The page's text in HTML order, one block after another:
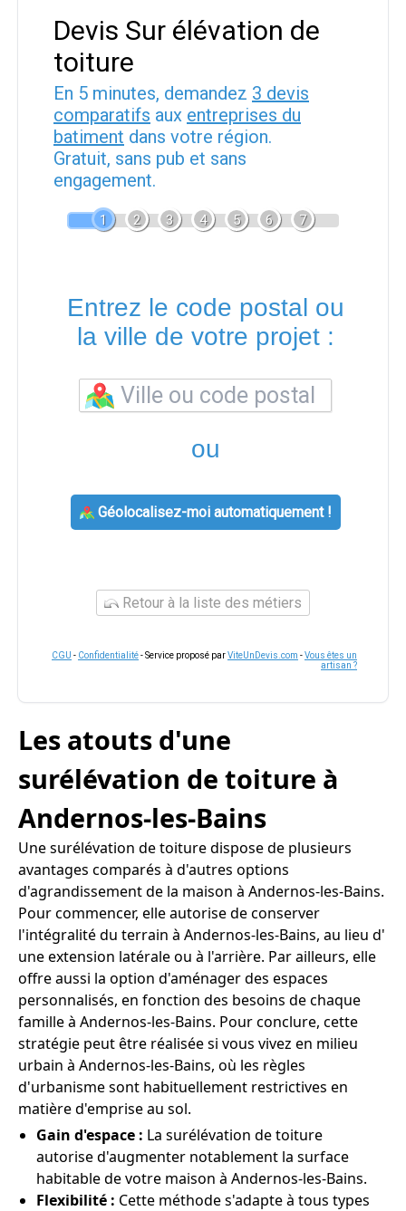
Devis Sur élévation de
toiture
En 5 minutes, demandez 3 devis
comparatifs aux entreprises du
batiment dans votre région.
Gratuit, sans pub et sans
engagement.
1 2 3 4 5 6 7
Entrez le code postal ou
la ville de votre projet :
ou
Géolocalisez-moi automatiquement !
Retour à la liste des métiers
CGU - Confidentialité- Service proposé parViteUnDevis.com -Vous êtes un
artisan ?
Les atouts d'une
surélévation de toiture à
Andernos-les-Bains
Une surélévation de toiture dispose de plusieurs
avantages comparés à d'autres options
d'agrandissement de la maison à Andernos-les-Bains.
Pour commencer, elle autorise de conserver
l'intégralité du terrain à Andernos-les-Bains, au lieu d'
une extension latérale ou à l'arrière. Par ailleurs, elle
offre aussi la option d'aménager des espaces
personnalisés, en fonction des besoins de chaque
famille à Andernos-les-Bains. Pour conclure, cette
stratégie peut être réalisée si vous vivez en milieu
urbain à Andernos-les-Bains, où les règles
d'urbanisme sont habituellement restrictives en
matière d'emprise au sol.
Gain d'espace : La surélévation de toiture
autorise d'augmenter notablement la surface
habitable de votre maison à Andernos-les-Bains.
Flexibilité : Cette méthode s'adapte à tous types